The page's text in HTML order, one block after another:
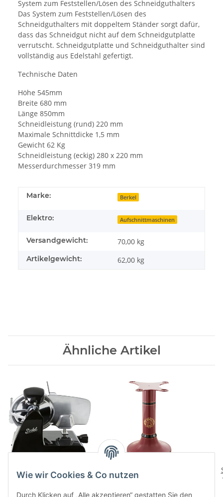
System zum Feststellen/Lösen des Schneidguthalters
Das System zum Feststellen/Lösen des
Schneidguthalters mit doppeltem Ständer sorgt dafür,
dass das Schneidgut nicht auf dem Schneidgutplatte
verrutscht. Schneidgutplatte und Schneidguthalter sind
vollständig aus Edelstahl gefertigt.
Technische Daten
Höhe 545mm
Breite 680 mm
Länge 850mm
Schneidleistung (rund) 220 mm
Maximale Schnittdicke 1,5 mm
Gewicht 62 Kg
Schneidleistung (eckig) 280 x 220 mm
Messerdurchmesser 319 mm
Marke: Berkel
Elektro: Aufschnittmaschinen
Versandgewicht: 70,00 kg
Artikelgewicht: 62,00 kg
Ähnliche Artikel
Red Line 250 Schwarz
1289,00 CHF*
1950,00 CHF
Wie wir Cookies & Co nutzen
Durch Klicken auf „Alle akzeptieren“ gestatten Sie den